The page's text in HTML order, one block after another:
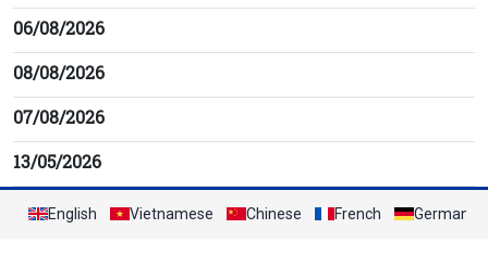
06/08/2026
08/08/2026
07/08/2026
13/05/2026
English Vietnamese Chinese French German